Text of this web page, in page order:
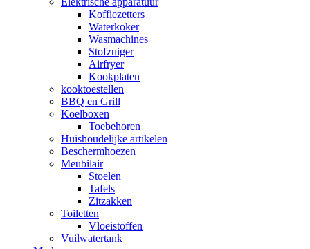
Koffiezetters
Waterkoker
Wasmachines
Stofzuiger
Airfryer
Kookplaten
kooktoestellen
BBQ en Grill
Koelboxen
Toebehoren
Huishoudelijke artikelen
Beschermhoezen
Meubilair
Stoelen
Tafels
Zitzakken
Toiletten
Vloeistoffen
Vuilwatertank